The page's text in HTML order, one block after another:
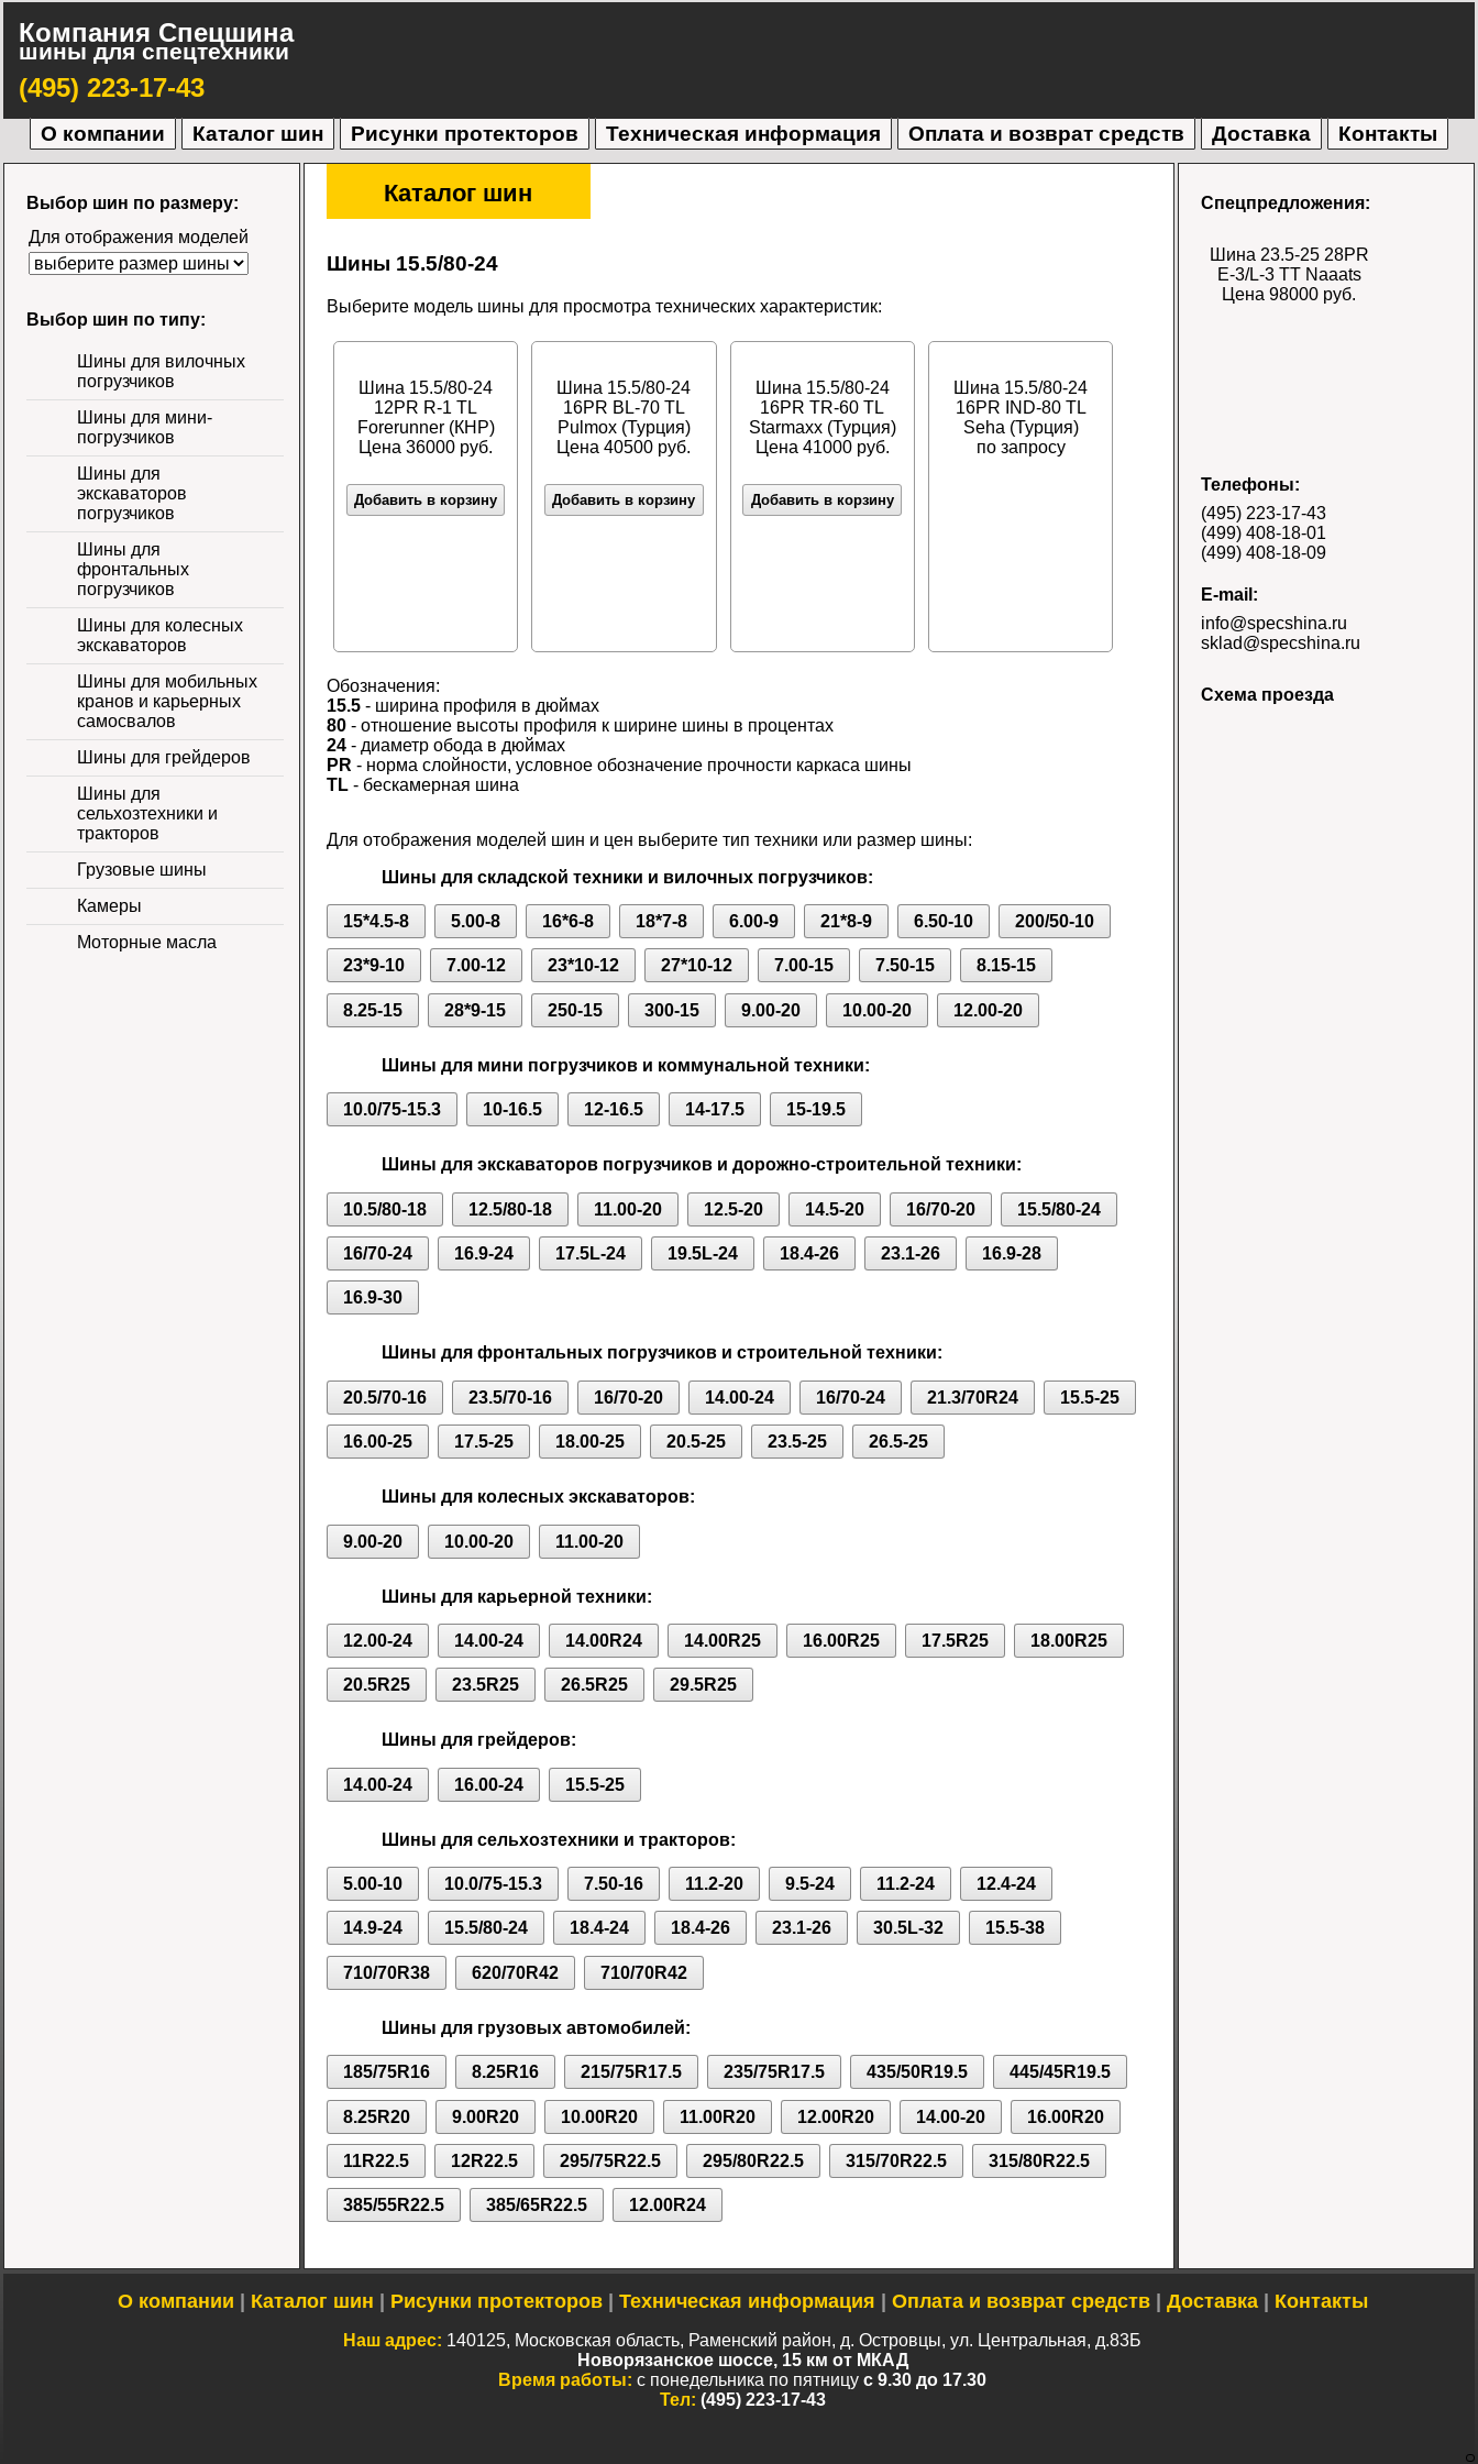
Компания Спецшина
шины для спецтехники
(495) 223-17-43
О компании Каталог шин Рисунки протекторов Техническая информация Оплата и возврат средств Доставка Контакты
Каталог шин
Шины 15.5/80-24
Выберите модель шины для просмотра технических характеристик:
Шина 15.5/80-24
12PR R-1 TL
Forerunner (КНР)
Цена 36000 руб.
Добавить в корзину
Шина 15.5/80-24
16PR BL-70 TL
Pulmox (Турция)
Цена 40500 руб.
Добавить в корзину
Шина 15.5/80-24
16PR TR-60 TL
Starmaxx (Турция)
Цена 41000 руб.
Добавить в корзину
Шина 15.5/80-24
16PR IND-80 TL
Seha (Турция)
по запросу
Обозначения:
15.5- ширина профиля в дюймах
80- отношение высоты профиля к ширине шины в процентах
24- диаметр обода в дюймах
PR - норма слойности, условное обозначение прочности каркаса шины
TL- бескамерная шина
Для отображения моделей шин и цен выберите тип техники или размер шины:
Шины для складской техники и вилочных погрузчиков:
15*4.5-8 5.00-8 16*6-8 18*7-8 6.00-9 21*8-9 6.50-10 200/50-10
23*9-10 7.00-12 23*10-12 27*10-12 7.00-15 7.50-15 8.15-15
8.25-15 28*9-15 250-15 300-15 9.00-20 10.00-20 12.00-20
Шины для мини погрузчиков и коммунальной техники:
10.0/75-15.3 10-16.5 12-16.5 14-17.5 15-19.5
Шины для экскаваторов погрузчиков и дорожно-строительной техники:
10.5/80-18 12.5/80-18 11.00-20 12.5-20 14.5-20 16/70-20 15.5/80-24
16/70-24 16.9-24 17.5L-24 19.5L-24 18.4-26 23.1-26 16.9-28
16.9-30
Шины для фронтальных погрузчиков и строительной техники:
20.5/70-16 23.5/70-16 16/70-20 14.00-24 16/70-24 21.3/70R24 15.5-25
16.00-25 17.5-25 18.00-25 20.5-25 23.5-25 26.5-25
Шины для колесных экскаваторов:
9.00-20 10.00-20 11.00-20
Шины для карьерной техники:
12.00-24 14.00-24 14.00R24 14.00R25 16.00R25 17.5R25 18.00R25
20.5R25 23.5R25 26.5R25 29.5R25
Шины для грейдеров:
14.00-24 16.00-24 15.5-25
Шины для сельхозтехники и тракторов:
5.00-10 10.0/75-15.3 7.50-16 11.2-20 9.5-24 11.2-24 12.4-24
14.9-24 15.5/80-24 18.4-24 18.4-26 23.1-26 30.5L-32 15.5-38
710/70R38 620/70R42 710/70R42
Шины для грузовых автомобилей:
185/75R16 8.25R16 215/75R17.5 235/75R17.5 435/50R19.5 445/45R19.5
8.25R20 9.00R20 10.00R20 11.00R20 12.00R20 14.00-20 16.00R20
11R22.5 12R22.5 295/75R22.5 295/80R22.5 315/70R22.5 315/80R22.5
385/55R22.5 385/65R22.5 12.00R24
Спецпредложения:
Шина 23.5-25 28PR
E-3/L-3 TT Naaats
Цена 98000 руб.
Шина 17.5-25 28PR
E-3/L-3 TT Naaats
Цена 48000 руб.
Шина 18.4-26 12PR
Телефоны:
(495) 223-17-43
(499) 408-18-01
(499) 408-18-09
E-mail:
info@specshina.ru
sklad@specshina.ru
Схема проезда
Выбор шин по размеру:
Для отображения моделей
Выбор шин по типу:
Шины для вилочных
погрузчиков
Шины для мини-
погрузчиков
Шины для
экскаваторов
погрузчиков
Шины для
фронтальных
погрузчиков
Шины для колесных
экскаваторов
Шины для мобильных
кранов и карьерных
самосвалов
Шины для грейдеров
Шины для
сельхозтехники и
тракторов
Грузовые шины
Камеры
Моторные масла
О компании | Каталог шин | Рисунки протекторов| Техническая информация | Оплата и возврат средств| Доставка| Контакты
Наш адрес: 140125, Московская область, Раменский район, д. Островцы, ул. Центральная, д.83Б
Новорязанское шоссе, 15 км от МКАД
Время работы: с понедельника по пятницу с 9.30 до 17.30
Тел: (495) 223-17-43